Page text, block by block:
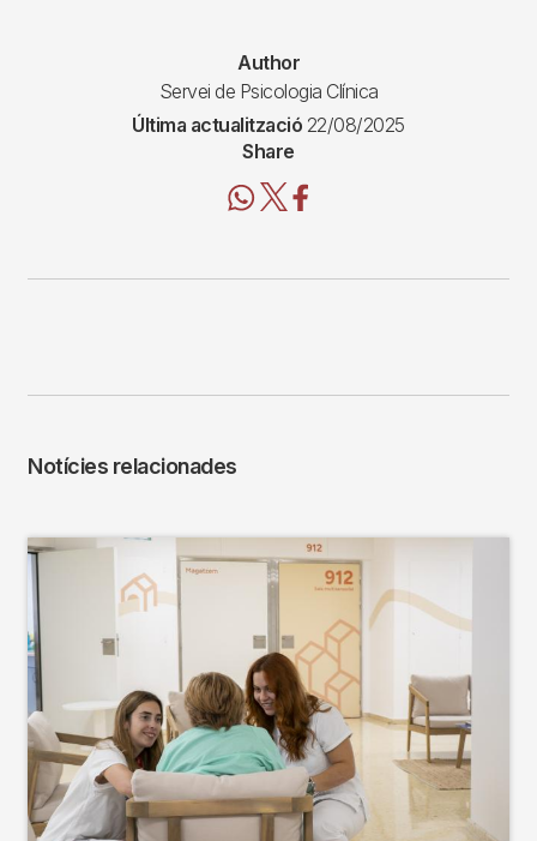
Author
Servei de Psicologia Clínica
Última actualització 22/08/2025
Share
Notícies relacionades